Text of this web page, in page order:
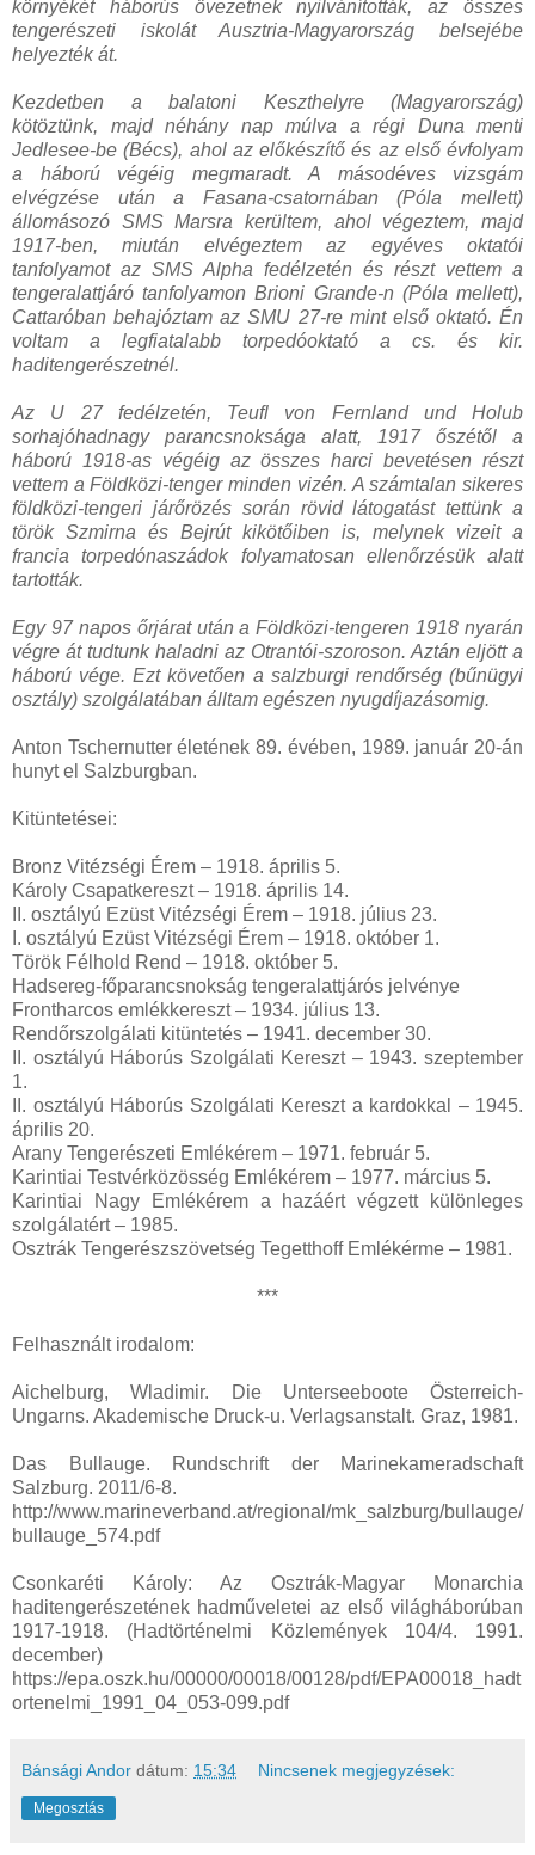
környékét háborús övezetnek nyilvánították, az összes
tengerészeti iskolát Ausztria-Magyarország belsejébe
helyezték át.
Kezdetben a balatoni Keszthelyre (Magyarország)
kötöztünk, majd néhány nap múlva a régi Duna menti
Jedlesee-be (Bécs), ahol az előkészítő és az első évfolyam
a háború végéig megmaradt. A másodéves vizsgám
elvégzése után a Fasana-csatornában (Póla mellett)
állomásozó SMS Marsra kerültem, ahol végeztem, majd
1917-ben, miután elvégeztem az egyéves oktatói
tanfolyamot az SMS Alpha fedélzetén és részt vettem a
tengeralattjáró tanfolyamon Brioni Grande-n (Póla mellett),
Cattaróban behajóztam az SMU 27-re mint első oktató. Én
voltam a legfiatalabb torpedóoktató a cs. és kir.
haditengerészetnél.
Az U 27 fedélzetén, Teufl von Fernland und Holub
sorhajóhadnagy parancsnoksága alatt, 1917 őszétől a
háború 1918-as végéig az összes harci bevetésen részt
vettem a Földközi-tenger minden vizén. A számtalan sikeres
földközi-tengeri járőrözés során rövid látogatást tettünk a
török Szmirna és Bejrút kikötőiben is, melynek vizeit a
francia torpedónaszádok folyamatosan ellenőrzésük alatt
tartották.
Egy 97 napos őrjárat után a Földközi-tengeren 1918 nyarán
végre át tudtunk haladni az Otrantói-szoroson. Aztán eljött a
háború vége. Ezt követően a salzburgi rendőrség (bűnügyi
osztály) szolgálatában álltam egészen nyugdíjazásomig.
Anton Tschernutter életének 89. évében, 1989. január 20-án
hunyt el Salzburgban.
Kitüntetései:
Bronz Vitézségi Érem – 1918. április 5.
Károly Csapatkereszt – 1918. április 14.
II. osztályú Ezüst Vitézségi Érem – 1918. július 23.
I. osztályú Ezüst Vitézségi Érem – 1918. október 1.
Török Félhold Rend – 1918. október 5.
Hadsereg-főparancsnokság tengeralattjárós jelvénye
Frontharcos emlékkereszt – 1934. július 13.
Rendőrszolgálati kitüntetés – 1941. december 30.
II. osztályú Háborús Szolgálati Kereszt – 1943. szeptember
1.
II. osztályú Háborús Szolgálati Kereszt a kardokkal – 1945.
április 20.
Arany Tengerészeti Emlékérem – 1971. február 5.
Karintiai Testvérközösség Emlékérem – 1977. március 5.
Karintiai Nagy Emlékérem a hazáért végzett különleges
szolgálatért – 1985.
Osztrák Tengerészszövetség Tegetthoff Emlékérme – 1981.
***
Felhasznált irodalom:
Aichelburg, Wladimir. Die Unterseeboote Österreich-
Ungarns. Akademische Druck-u. Verlagsanstalt. Graz, 1981.
Das Bullauge. Rundschrift der Marinekameradschaft
Salzburg. 2011/6-8.
http://www.marineverband.at/regional/mk_salzburg/bullauge/
bullauge_574.pdf
Csonkaréti Károly: Az Osztrák-Magyar Monarchia
haditengerészetének hadműveletei az első világháborúban
1917-1918. (Hadtörténelmi Közlemények 104/4. 1991.
december)
https://epa.oszk.hu/00000/00018/00128/pdf/EPA00018_hadt
ortenelmi_1991_04_053-099.pdf
Bánsági Andor dátum: 15:34 Nincsenek megjegyzések:
Megosztás